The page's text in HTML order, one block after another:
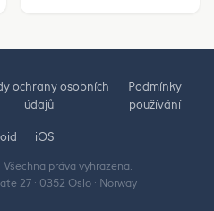
ochrany osobních
údajů
Podmínky
používání
iOS
práva vyhrazena.
27 · 0352 Oslo · Norway